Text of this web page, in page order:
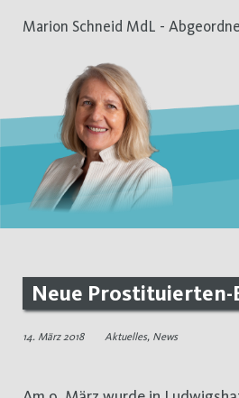
Inhalt
Marion Schneid MdL -
Neue
14. März 2018 Aktuelles, News